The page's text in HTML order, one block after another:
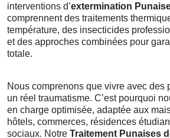
interventions d’extermination
comprennent des traitements
température, des insecticides
et des approches combinées pour
totale.
Nous comprenons que vivre avec des
un réel traumatisme. C’est pourquoi
en charge optimisée, adaptée aux
hôtels, commerces, résidences
sociaux. Notre Traitement Punaises